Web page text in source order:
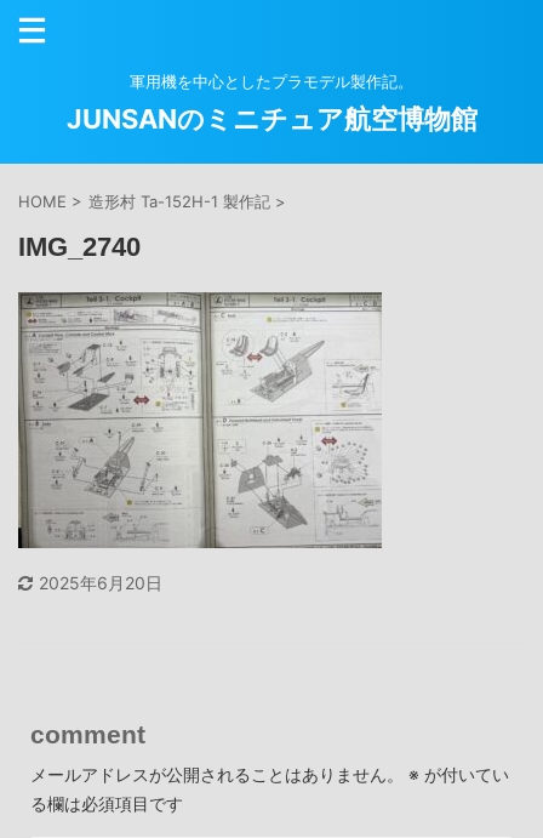
軍用機を中心としたプラモデル製作記。
JUNSANのミニチュア航空博物館
HOME > 造形村 Ta-152H-1 製作記 >
IMG_2740
2025年6月20日
comment
メールアドレスが公開されることはありません。 ※ が付いてい
る欄は必須項目です